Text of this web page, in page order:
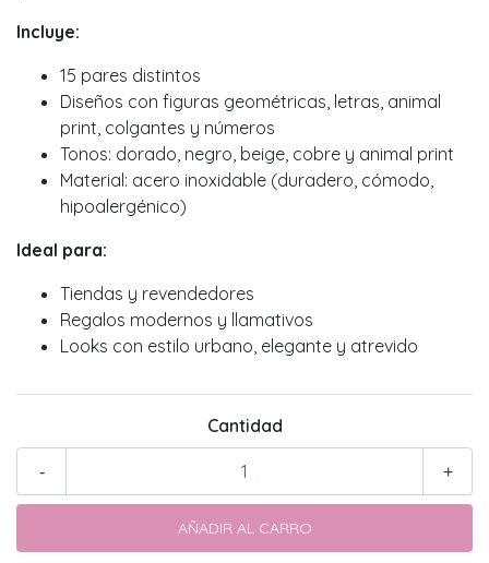
Incluye:
15 pares distintos
Diseños con figuras geométricas, letras, animal
print, colgantes y números
Tonos: dorado, negro, beige, cobre y animal print
Material: acero inoxidable (duradero, cómodo,
hipoalergénico)
Ideal para:
Tiendas y revendedores
Regalos modernos y llamativos
Looks con estilo urbano, elegante y atrevido
Cantidad
+
-